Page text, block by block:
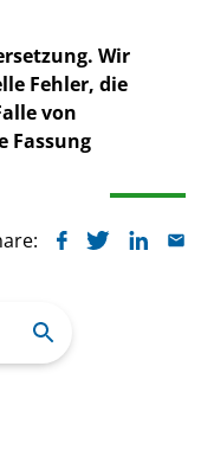
Wir
Fehler, die
von
Fassung